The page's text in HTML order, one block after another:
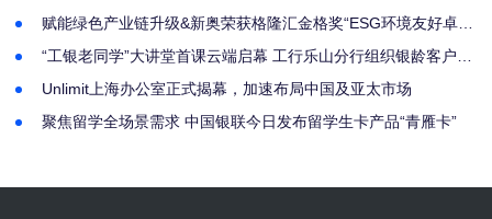
赋能绿色产业链升级&新奥荣获格隆汇金格奖“ESG环境友好卓越
“工银老同学”大讲堂首课云端启幕 工行乐山分行组织银龄客户共
Unlimit上海办公室正式揭幕，加速布局中国及亚太市场
聚焦留学全场景需求 中国银联今日发布留学生卡产品“青雁卡”